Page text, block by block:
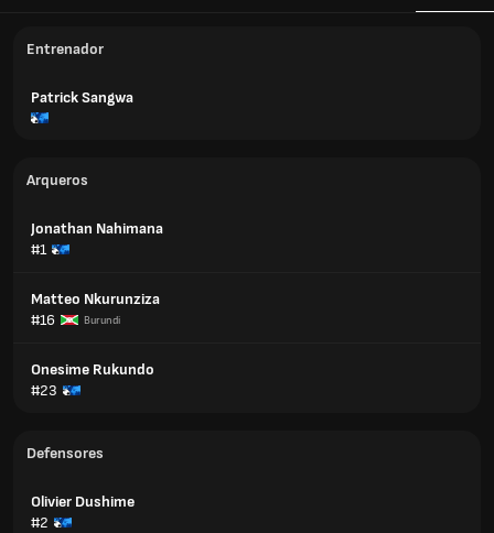
Entrenador
Patrick Sangwa
Arqueros
Jonathan Nahimana
#1
Matteo Nkurunziza
#16
Burundi
Onesime Rukundo
#23
Defensores
Olivier Dushime
#2